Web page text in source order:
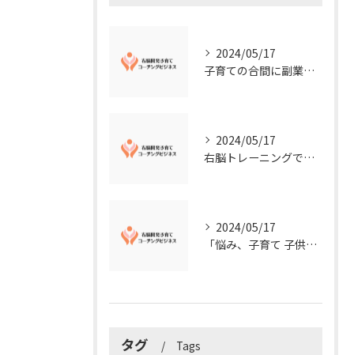
2024/05/17
子育ての合間に副業コーチングで収入アップ！右脳開発子育てコーチングビジネスの可能性とは？
2024/05/17
右脳トレーニングで視覚的センスを磨こう！
2024/05/17
「悩み、子育て 子供の発達」を解決する右脳開発子育てコーチングビジネス業界の魅力とは？
タグ Tags